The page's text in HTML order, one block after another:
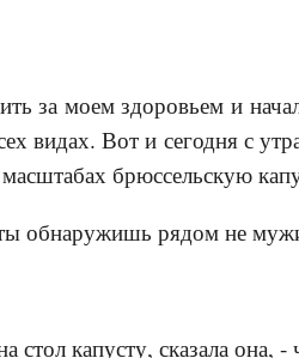
за моем здоровьем и
видах. Вот и сегодня с
брюссельскую
обнаружишь рядом не
на стол капусту, сказала